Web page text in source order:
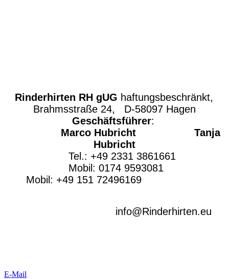
Rinderhirten RH gUG haftungsbeschränkt,
Brahmsstraße 24, D-58097 Hagen
Geschäftsführer:
Marco Hubricht
Tanja
Hubricht
Tel.: +49 2331 3861661
Mobil: 0174 9593081
Mobil: +49 151 72496169
info@Rinderhirten.eu
E-Mail